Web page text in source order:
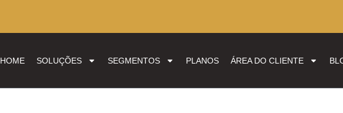
HOME SOLUÇÕES SEGMENTOS PLANOS ÁREA DO CLIENTE